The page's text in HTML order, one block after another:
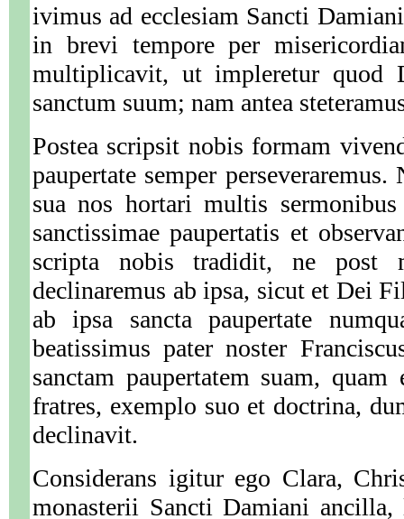
ivimus ad ecclesiam Sancti
in brevi tempore per
multiplicavit, ut impleretur quod
sanctum suum; nam antea
Postea scripsit nobis formam
paupertate semper
sua nos hortari multis
sanctissimae paupertatis et
scripta nobis tradidit, ne post
declinaremus ab ipsa, sicut et Dei
ab ipsa sancta paupertate
beatissimus pater noster
sanctam paupertatem suam,
fratres, exemplo suo et doctrina,
declinavit.
Considerans igitur ego Clara,
monasterii Sancti Damiani